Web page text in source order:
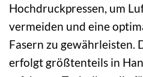
Hochdruckpressen, um
vermeiden und eine
Fasern zu gewährleisten.
erfolgt größtenteils in